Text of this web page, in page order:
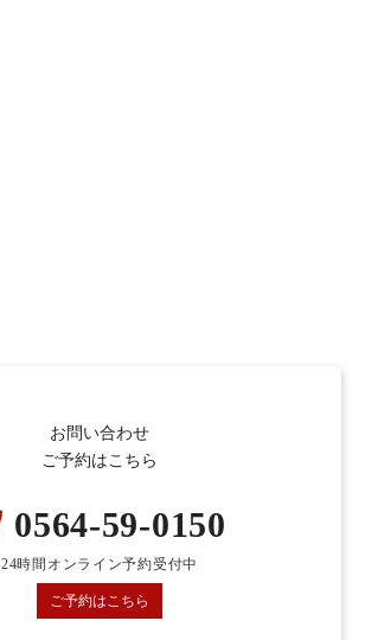
お問い合わせ
ご予約はこちら
0564-59-0150
24時間オンライン予約受付中
ご予約はこちら